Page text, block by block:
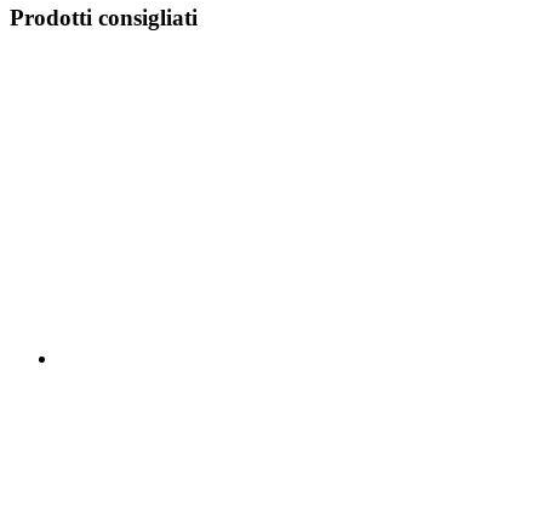
Prodotti consigliati